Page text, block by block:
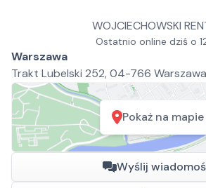
WOJCIECHOWSKI
Ostatnio online dziś o
Warszawa
Trakt Lubelski 252, 04-766 Warszawa
Pokaż na mapie
Wyślij